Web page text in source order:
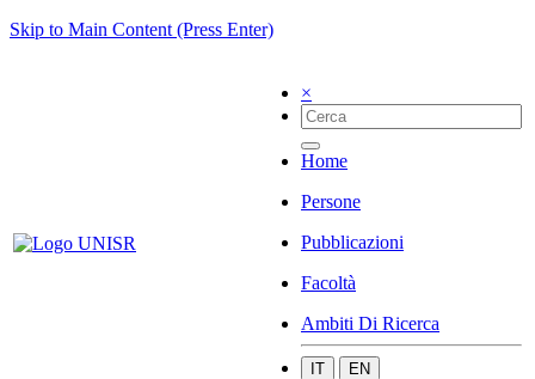
Skip to Main Content (Press Enter)
×
Home
Persone
Pubblicazioni
Facoltà
Ambiti Di Ricerca
IT EN